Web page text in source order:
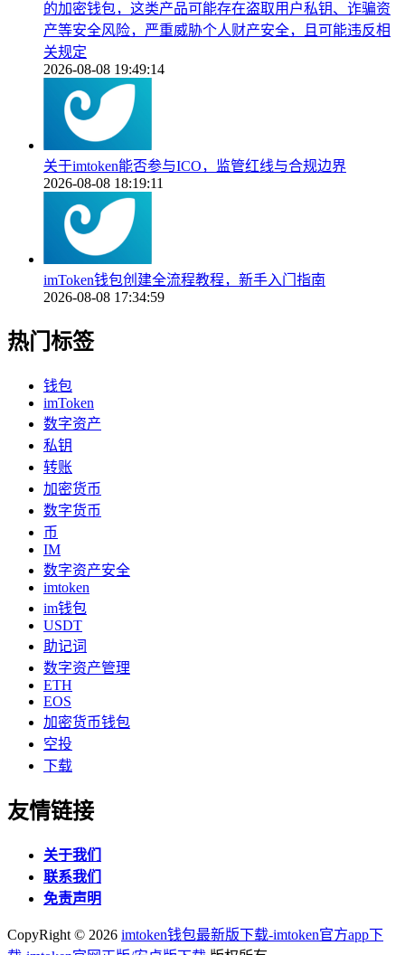
的加密钱包，这类产品可能存在盗取用户私钥、诈骗资
产等安全风险，严重威胁个人财产安全，且可能违反相
关规定
2026-08-08 19:49:14
关于imtoken能否参与ICO，监管红线与合规边界
2026-08-08 18:19:11
imToken钱包创建全流程教程，新手入门指南
2026-08-08 17:34:59
热门标签
钱包
imToken
数字资产
私钥
转账
加密货币
数字货币
币
IM
数字资产安全
imtoken
im钱包
USDT
助记词
数字资产管理
ETH
EOS
加密货币钱包
空投
下载
友情链接
关于我们
联系我们
免责声明
CopyRight © 2026 imtoken钱包最新版下载-imtoken官方app下